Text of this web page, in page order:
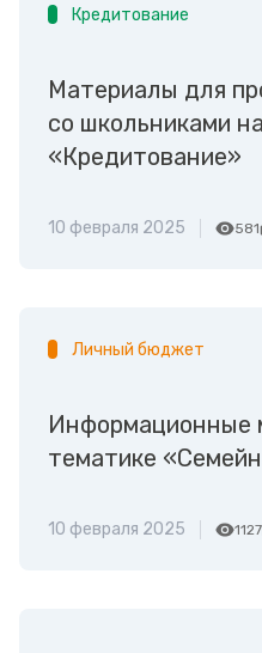
Кредитование
Материалы для
со школьниками
«Кредитование»
10 февраля 2025 581
Личный бюджет
Информационные
тематике
10 февраля 2025 1127